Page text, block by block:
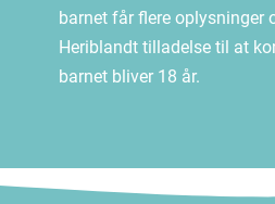
barnet får flere oplysninger
Heriblandt tilladelse til at
barnet bliver 18 år.